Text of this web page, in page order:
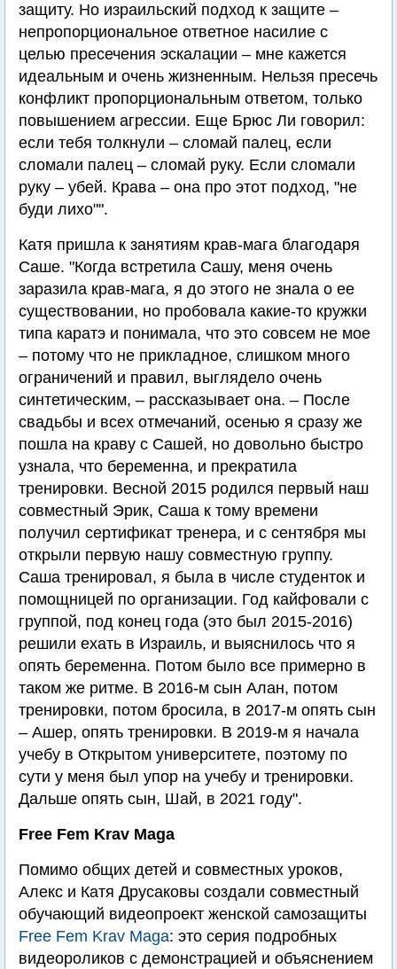
защиту. Но израильский подход к защите –
непропорциональное ответное насилие с
целью пресечения эскалации – мне кажется
идеальным и очень жизненным. Нельзя пресечь
конфликт пропорциональным ответом, только
повышением агрессии. Еще Брюс Ли говорил:
если тебя толкнули – сломай палец, если
сломали палец – сломай руку. Если сломали
руку – убей. Крава – она про этот подход, "не
буди лихо"".
Катя пришла к занятиям крав-мага благодаря
Саше. "Когда встретила Сашу, меня очень
заразила крав-мага, я до этого не знала о ее
существовании, но пробовала какие-то кружки
типа каратэ и понимала, что это совсем не мое
– потому что не прикладное, слишком много
ограничений и правил, выглядело очень
синтетическим, – рассказывает она. – После
свадьбы и всех отмечаний, осенью я сразу же
пошла на краву с Сашей, но довольно быстро
узнала, что беременна, и прекратила
тренировки. Весной 2015 родился первый наш
совместный Эрик, Саша к тому времени
получил сертификат тренера, и с сентября мы
открыли первую нашу совместную группу.
Саша тренировал, я была в числе студенток и
помощницей по организации. Год кайфовали с
группой, под конец года (это был 2015-2016)
решили ехать в Израиль, и выяснилось что я
опять беременна. Потом было все примерно в
таком же ритме. В 2016-м сын Алан, потом
тренировки, потом бросила, в 2017-м опять сын
– Ашер, опять тренировки. В 2019-м я начала
учебу в Открытом университете, поэтому по
сути у меня был упор на учебу и тренировки.
Дальше опять сын, Шай, в 2021 году".
Free Fem Krav Maga
Помимо общих детей и совместных уроков,
Алекс и Катя Друсаковы создали совместный
обучающий видеопроект женской самозащиты
Free Fem Krav Maga: это серия подробных
видеороликов с демонстрацией и объяснением